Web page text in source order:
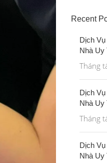
Recent
Dịch
Nhà
Tháng
Dịch
Nhà
Tháng
Dịch
Nhà Uy